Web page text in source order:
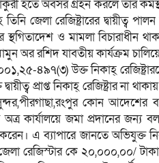
হতে অবসর গ্রহন করলে তার
জেলা রেজিষ্ট্রারের দ্বায়ীত্ব
ও মামলা বিচারাধীন
অর রশিদ যাবতীয় কার্যক্রম
৪৯৭(৩) উক্ত নিকাহ্
প্রাপ্ত নিকাহ্ রেজিষ্ট্রার না
কোন আদেশের
অত্র কার্যালয়ে জমা প্রদানের জন্য
এ ব্যাপারে জানতে অভিযুক্ত
রেজিস্টার কে ২০,০০০,০০/